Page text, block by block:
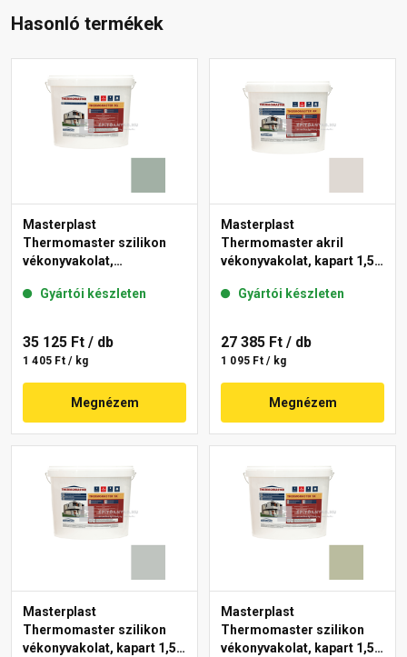
Hasonló termékek
Masterplast
Thermomaster szilikon
vékonyvakolat,
43-D 25 kg
Gyártói készleten
35 125 Ft / db
1 405 Ft / kg
Megnézem
Masterplast
Thermomaster akril
vékonyvakolat, kapart 1,5
Gyártói készleten
27 385 Ft / db
1 095 Ft / kg
Megnézem
Masterplast
Thermomaster szilikon
vékonyvakolat, kapart 1,5
Masterplast
Thermomaster szilikon
vékonyvakolat, kapart 1,5